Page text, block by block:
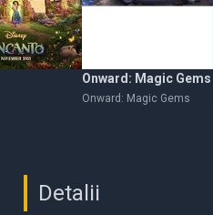
Onward: Magic Gems
Onward: Magic Gems
Detalii